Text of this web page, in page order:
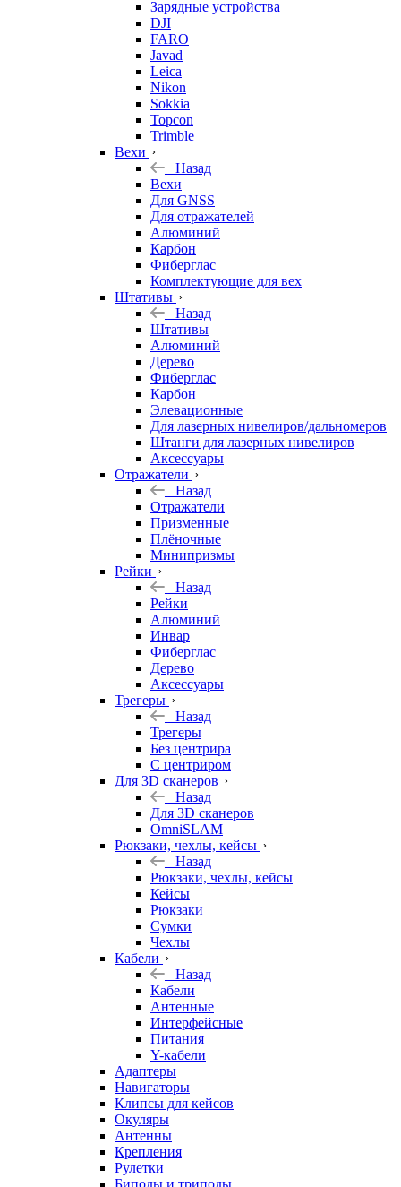
Зарядные устройства
DJI
FARO
Javad
Leica
Nikon
Sokkia
Topcon
Trimble
Вехи
Назад
Вехи
Для GNSS
Для отражателей
Алюминий
Карбон
Фиберглас
Комплектующие для вех
Штативы
Назад
Штативы
Алюминий
Дерево
Фиберглас
Карбон
Элевационные
Для лазерных нивелиров/дальномеров
Штанги для лазерных нивелиров
Аксессуары
Отражатели
Назад
Отражатели
Призменные
Плёночные
Минипризмы
Рейки
Назад
Рейки
Алюминий
Инвар
Фиберглас
Дерево
Аксессуары
Трегеры
Назад
Трегеры
Без центрира
С центриром
Для 3D сканеров
Назад
Для 3D сканеров
OmniSLAM
Рюкзаки, чехлы, кейсы
Назад
Рюкзаки, чехлы, кейсы
Кейсы
Рюкзаки
Сумки
Чехлы
Кабели
Назад
Кабели
Антенные
Интерфейсные
Питания
Y-кабели
Адаптеры
Навигаторы
Клипсы для кейсов
Окуляры
Антенны
Крепления
Рулетки
Биподы и триподы